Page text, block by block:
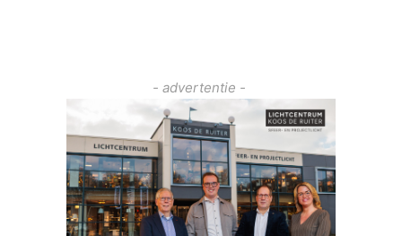
- advertentie -